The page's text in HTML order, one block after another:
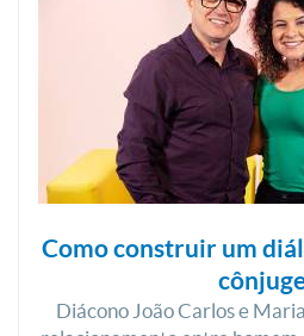
Como construir um
Diácono João Carlos e